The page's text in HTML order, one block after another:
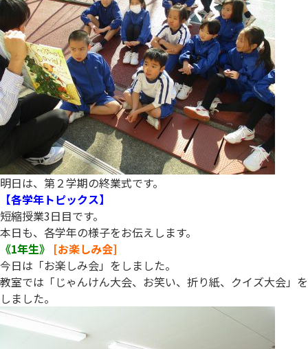
明日は、第２学期の終業式です。
【各学年トピックス】
短縮授業3日目です。
本日も、各学年の様子をお伝えします。
《1年生》 [お楽しみ会]
今日は「お楽しみ会」をしました。
教室では「じゃんけん大会、お笑い、折り紙、クイズ大会」を
しました。